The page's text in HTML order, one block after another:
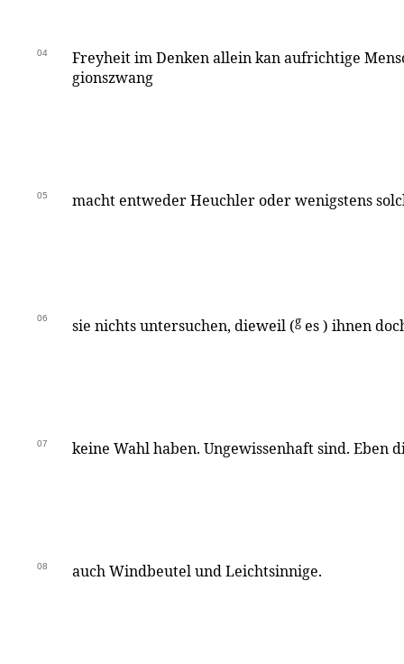
04
Freyheit im Denken allein kan aufrichtige
gionszwang
05 macht entweder Heuchler oder wenigstens
06 sie nichts untersuchen, dieweil (g es ) ihnen
07 keine Wahl haben. Ungewissenhaft sind. Eben
08 auch Windbeutel und Leichtsinnige.